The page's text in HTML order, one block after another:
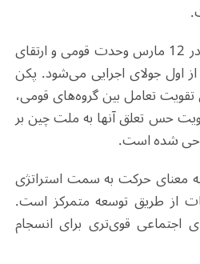
وحدت قومی و ارتقای
اولجولای اجرایی می‌شود. پکن
تقویت تعامل بین گروه‌های قومی،
حس تعلق آنها به ملت چین بر
شده است.
معنای حرکت به سمت استراتژی
از طریق توسعه متمرکز است.
قوی‌تری برای انسجام